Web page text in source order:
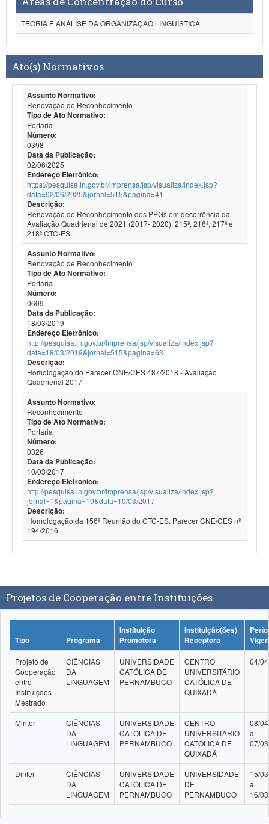
TEORIA E ANÁLISE DA ORGANIZAÇÃO LINGUÍSTICA
Ato(s) Normativos
Assunto Normativo:
Renovação de Reconhecimento
Tipo de Ato Normativo:
Portaria
Número:
0398
Data da Publicação:
02/06/2025
Endereço Eletrônico:
https://pesquisa.in.gov.br/imprensa/jsp/visualiza/index.jsp?
data=02/06/2025&jornal=515&pagina=41
Descrição:
Renovação de Reconhecimento dos PPGs em decorrência da
Avaliação Quadrienal de 2021 (2017- 2020). 215ª, 216ª, 217ª e
218ª CTC-ES
Assunto Normativo:
Renovação de Reconhecimento
Tipo de Ato Normativo:
Portaria
Número:
0609
Data da Publicação:
18/03/2019
Endereço Eletrônico:
http://pesquisa.in.gov.br/imprensa/jsp/visualiza/index.jsp?
data=18/03/2019&jornal=515&pagina=63
Descrição:
Homologação do Parecer CNE/CES 487/2018 - Avaliação
Quadrienal 2017
Assunto Normativo:
Reconhecimento
Tipo de Ato Normativo:
Portaria
Número:
0326
Data da Publicação:
10/03/2017
Endereço Eletrônico:
http://pesquisa.in.gov.br/imprensa/jsp/visualiza/index.jsp?
jornal=1&pagina=10&data=10/03/2017
Descrição:
Homologação da 156ª Reunião do CTC-ES. Parecer CNE/CES nº
194/2016.
Projetos de Cooperação entre Instituições
Tipo Programa
Instituição
Promotora
Instituição(ões)
Receptora
Projeto de
Cooperação
entre
Instituições -
Mestrado
CIÊNCIAS
DA
LINGUAGEM
UNIVERSIDADE
CATÓLICA DE
PERNAMBUCO
CENTRO
UNIVERSITÁRIO
CATÓLICA DE
QUIXADÁ
04/
Minter
CIÊNCIAS
DA
LINGUAGEM
UNIVERSIDADE
CATÓLICA DE
PERNAMBUCO
CENTRO
UNIVERSITÁRIO
CATÓLICA DE
QUIXADÁ
08/
a
07/
Dinter
CIÊNCIAS
DA
LINGUAGEM
UNIVERSIDADE
CATÓLICA DE
PERNAMBUCO
UNIVERSIDADE
DE
PERNAMBUCO
15/
a
16/